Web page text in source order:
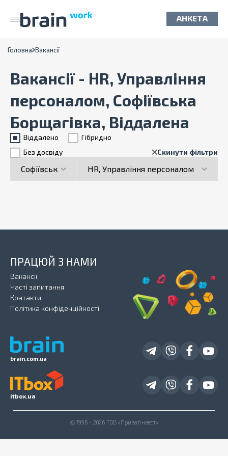
АНКЕТА
Головна Вакансії
Вакансії - HR, Управління
персоналом, Софіївська
Борщагівка, Віддалена
Віддалено
Гiбридно
Без досвіду
Скинути фільтри
brain.com.ua
ПРАЦЮЙ З НАМИ
Вакансії
Часті запитання
Контакти
Політика конфіденційності
itbox.ua
© 1996 - 2026 ТОВ «Приватінвест»